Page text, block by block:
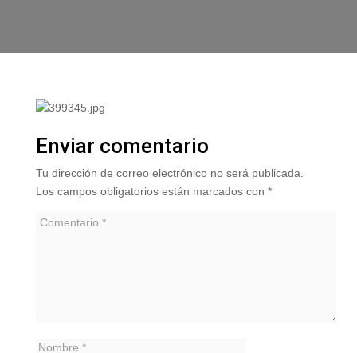
Enviar comentario
Tu dirección de correo electrónico no será publicada.
Los campos obligatorios están marcados con *